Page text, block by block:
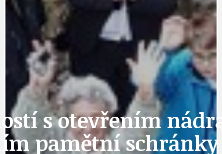
s otevřením
pamětní schránky